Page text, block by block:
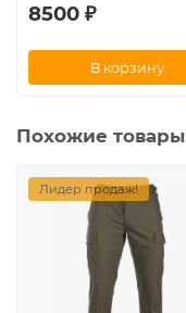
8500 ₽
В корзину
Похожие товары
Лидер продаж!